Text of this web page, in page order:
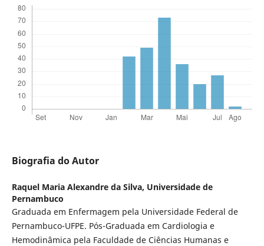
Biografia do Autor
Raquel Maria Alexandre da Silva, Universidade de
Pernambuco
Graduada em Enfermagem pela Universidade Federal de
Pernambuco-UFPE. Pós-Graduada em Cardiologia e
Hemodinâmica pela Faculdade de Ciências Humanas e